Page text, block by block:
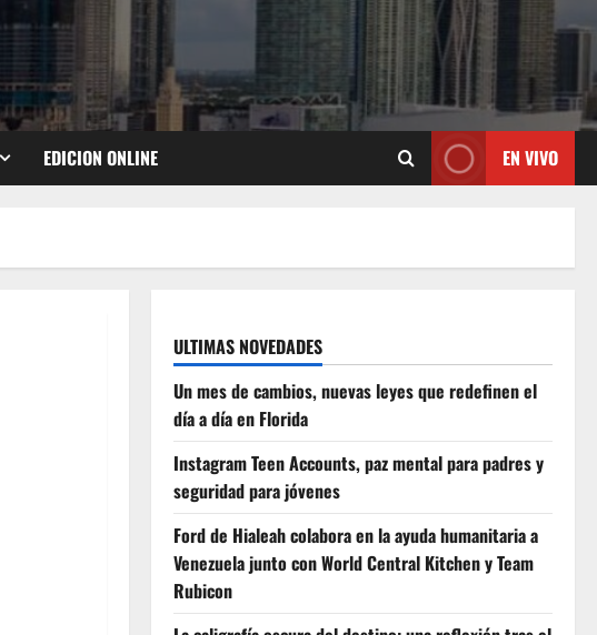
EDICION ONLINE EN VIVO
ULTIMAS NOVEDADES
Un mes de cambios, nuevas leyes que redefinen el
día a día en Florida
Instagram Teen Accounts, paz mental para padres y
seguridad para jóvenes
Ford de Hialeah colabora en la ayuda humanitaria a
Venezuela junto con World Central Kitchen y Team
Rubicon